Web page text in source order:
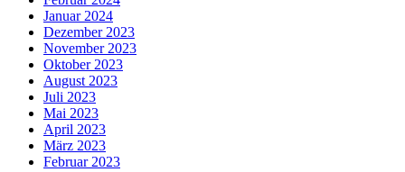
Januar 2024
Dezember 2023
November 2023
Oktober 2023
August 2023
Juli 2023
Mai 2023
April 2023
März 2023
Februar 2023